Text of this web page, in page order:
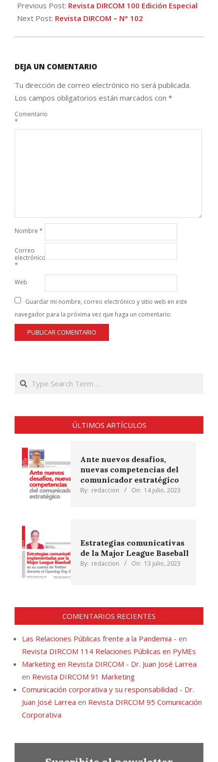
12-
05
Previous Post: Revista DIRCOM 100 Edición Especial
Next Post: Revista DIRCOM – N° 102
DEJA UN COMENTARIO
Tu dirección de correo electrónico no será publicada.
Los campos obligatorios están marcados con *
Comentario
*
Nombre *
Correo
electrónico
*
Web
Guardar mi nombre, correo electrónico y sitio web en este
navegador para la próxima vez que haga un comentario.
Search
ÚLTIMOS ARTÍCULOS
Ante nuevos desafíos,
nuevas competencias del
comunicador estratégico
By: redaccion On: 14 julio, 2023
Estrategias comunicativas
de la Major League Baseball
By: redaccion On: 13 julio, 2023
COMENTARIOS RECIENTES
Las Relaciones Públicas frente a la Pandemia - en
Revista DIRCOM 114 Relaciones Públicas en PyMEs
Marketing en Revista DIRCOM - Dr. Juan José Larrea
en Revista DIRCOM 91 Marketing
Comunicación corporativa y su responsabilidad - Dr.
Juan José Larrea en Revista DIRCOM 95 Comunicación
Corporativa